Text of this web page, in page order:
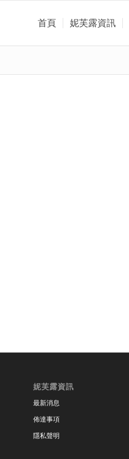
首頁 妮芙露資訊
妮芙露資訊
最新消息
佈達事項
隱私聲明